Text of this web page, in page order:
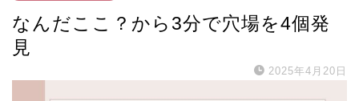
なんだここ？から3分で穴場を4個発
見
2025年4月20日